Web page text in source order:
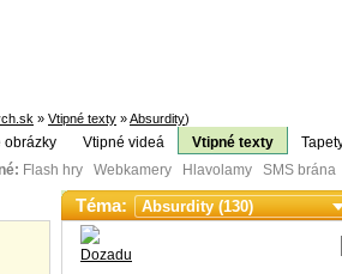
» Vtipné texty »Absurdity)
obrázky Vtipné videá Vtipné texty
Flash hry Webkamery Hlavolamy SMS
Téma: